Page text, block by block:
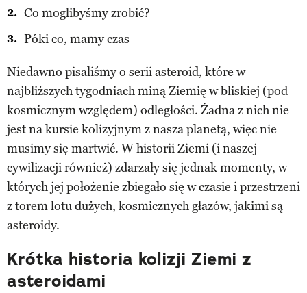
Co moglibyśmy zrobić?
Póki co, mamy czas
Niedawno pisaliśmy o serii asteroid, które w
najbliższych tygodniach miną Ziemię w bliskiej (pod
kosmicznym względem) odległości. Żadna z nich nie
jest na kursie kolizyjnym z nasza planetą, więc nie
musimy się martwić. W historii Ziemi (i naszej
cywilizacji również) zdarzały się jednak momenty, w
których jej położenie zbiegało się w czasie i przestrzeni
z torem lotu dużych, kosmicznych głazów, jakimi są
asteroidy.
Krótka historia kolizji Ziemi z
asteroidami